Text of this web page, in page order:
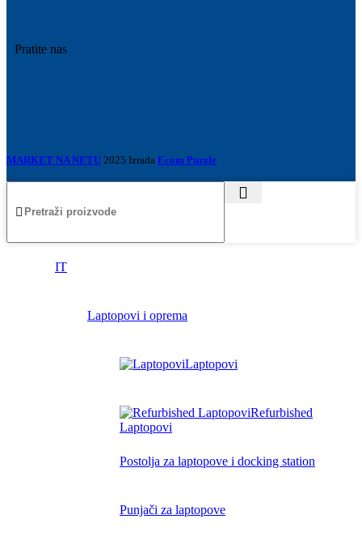
Pratite nas
MARKET NA NETU 2025 Izrada Ecom Puzzle
IT
Laptopovi i oprema
Laptopovi
Refurbished
Laptopovi
Postolja za laptopove i docking station
Punjači za laptopove